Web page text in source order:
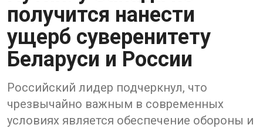
получится нанести
ущерб суверенитету
Беларуси и России
Российский лидер подчеркнул, что
чрезвычайно важным в современных
условиях является обеспечение обороны и